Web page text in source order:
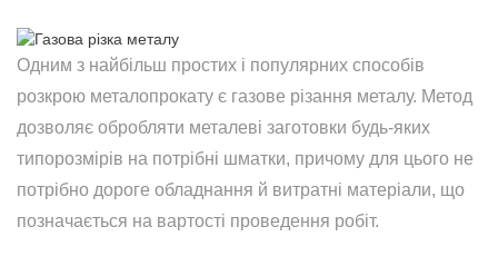
Одним з найбільш простих і популярних способів
розкрою металопрокату є газове різання металу. Метод
дозволяє обробляти металеві заготовки будь-яких
типорозмірів на потрібні шматки, причому для цього не
потрібно дороге обладнання й витратні матеріали, що
позначається на вартості проведення робіт.